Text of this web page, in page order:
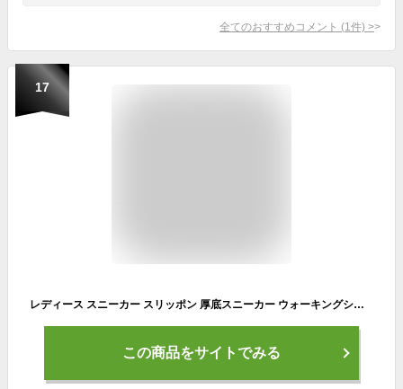
全てのおすすめコメント (1 件) >
17
レディース スニーカー スリッポン 厚底スニーカー ウォーキングシューズ ランニングシューズ ジム 軽量 紐なしスニーカー エアクッション スポーツ 洗える ナースシューズ ダイエットシューズ 姿勢矯正 運動靴 疲れにくい 送料無料
この商品をサイトでみる